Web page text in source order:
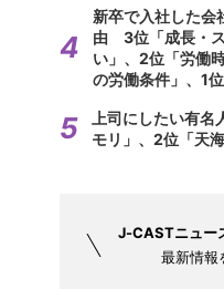
新卒で入社した会
由 3位「成長・
い」、2位「労働
の労働条件」、1
上司にしたい有
モリ」、2位「天
J-CASTニュー
最新情報